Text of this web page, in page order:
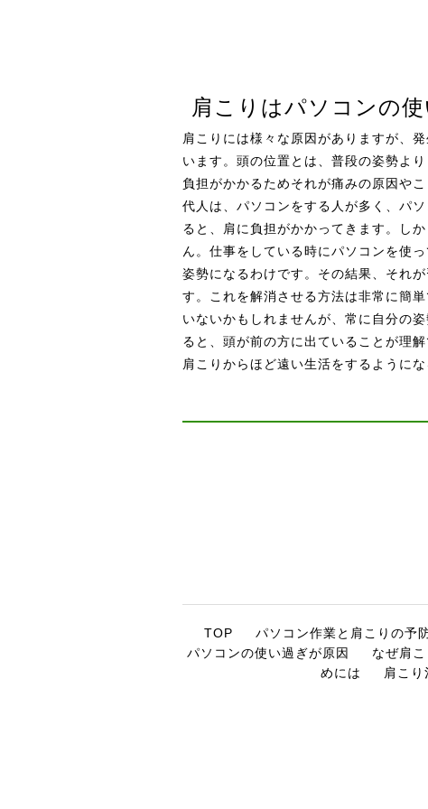
肩こりはパソコンの
肩こりには様々な原因がありますが、
います。頭の位置とは、普段の姿勢よ
負担がかかるためそれが痛みの原因や
代人は、パソコンをする人が多く、パ
ると、肩に負担がかかってきます。し
ん。仕事をしている時にパソコンを使
姿勢になるわけです。その結果、それ
す。これを解消させる方法は非常に簡
いないかもしれませんが、常に自分の
ると、頭が前の方に出ていることが理
肩こりからほど遠い生活をするようにな
TOP パソコン作業と肩こりの予
パソコンの使い過ぎが原因
なぜ肩
めには
肩こ